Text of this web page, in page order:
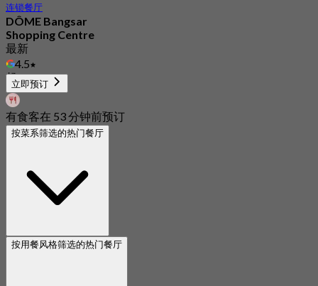
连锁餐厅
DÔME Bangsar
Shopping Centre
最新
4.5
起RM 43
立即预订
有食客在 53 分钟前预订
按菜系筛选的热门餐厅
按用餐风格筛选的热门餐厅